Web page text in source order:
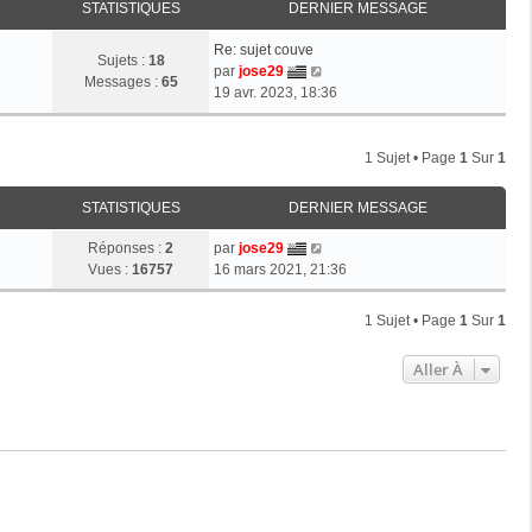
STATISTIQUES DERNIER MESSAGE
Sujets : 18
Messages : 65
Re: sujet couve
par jose29
o
i
d
n
g
19 avr. 2023, 18:36
1 Sujet • Page 1 Sur 1
STATISTIQUES DERNIER MESSAGE
Réponses : 2
Vues : 16757
par jose29
16 mars 2021, 21:36
1 Sujet • Page 1 Sur 1
Aller À